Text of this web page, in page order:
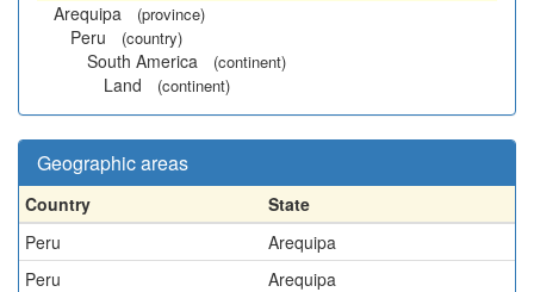
Arequipa
(province)
Peru (country)
South America (continent)
Land (continent)
Geographic areas
Country
State
Peru
Arequipa
Peru
Arequipa